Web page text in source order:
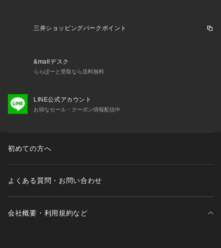
三井ショッピングパークポイント
&mallデスク
ららぽーと受取なら送料無料
LINE公式アカウント
お得なセール・クーポン情報配信中
初めての方へ
よくある質問・お問い合わせ
会社概要・利用規約など